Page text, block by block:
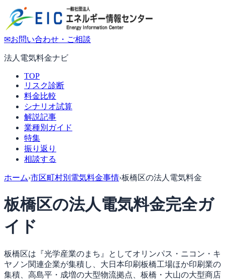
✉お問い合わせ・ご相談
法人電気料金ナビ
TOP
リスク診断
料金比較
シナリオ試算
解説記事
業種別ガイド
特集
振り返り
相談する
ホーム›市区町村別電気料金事情›板橋区の法人電気料金
板橋区の法人電気料金完全ガ
イド
板橋区は『光学産業のまち』としてオリンパス・ニコン・キ
ヤノン関連企業が集積し、大日本印刷板橋工場ほか印刷業の
集積、高島平・成増の大型物流拠点、板橋・大山の大型商店